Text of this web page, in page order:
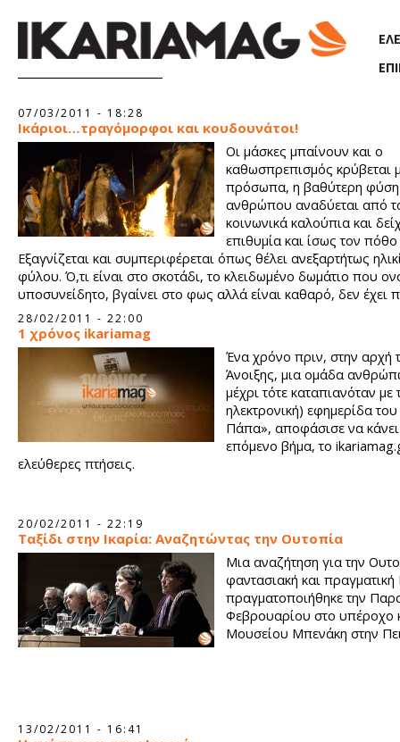
07/03/2011 - 18:28
Iκάριοι…τραγόμορφοι και κουδουνάτοι!
Οι μάσκες μπαίνουν και ο
καθωσπρεπισμός κρύβεται
πρόσωπα, η βαθύτερη
ανθρώπου αναδύεται από
κοινωνικά καλούπια και
επιθυμία και ίσως τον πόθο
Εξαγνίζεται και συμπεριφέρεται όπως θέλει ανεξαρτήτως
φύλου. Ό,τι είναι στο σκοτάδι, το κλειδωμένο δωμάτιο που
υποσυνείδητο, βγαίνει στο φως αλλά είναι καθαρό, δεν έχει
και δόλο, δεν υπονομεύει τις φιλίες ή τις σχέσεις. Αντιθέτως
πιο ειλικρινείς και πιο δυνατές. Εκφράζεται χωρίς
απόλυτη ελευθερία, το ύψιστο αγαθό που δυστυχώς δεν
όλοι οι άνθρωποι στη γη.
28/02/2011 - 22:00
1 χρόνος ikariamag
Ένα χρόνο πριν, στην αρχή
Άνοιξης, μια ομάδα
μέχρι τότε καταπιανόταν με
ηλεκτρονική) εφημερίδα
Πάπα», αποφάσισε να
επόμενο βήμα, το
ελεύθερες πτήσεις.
20/02/2011 - 22:19
Ταξίδι στην Ικαρία: Αναζητώντας την Ουτοπία
Μια αναζήτηση για την
φαντασιακή και πραγματική
πραγματοποιήθηκε την
Φεβρουαρίου στο υπέροχο
Μουσείου Μπενάκη στην
13/02/2011 - 16:41